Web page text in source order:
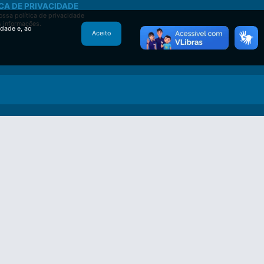
DE PRIVACIDADE
política de privacidade
informações.
e, ao
Aceito